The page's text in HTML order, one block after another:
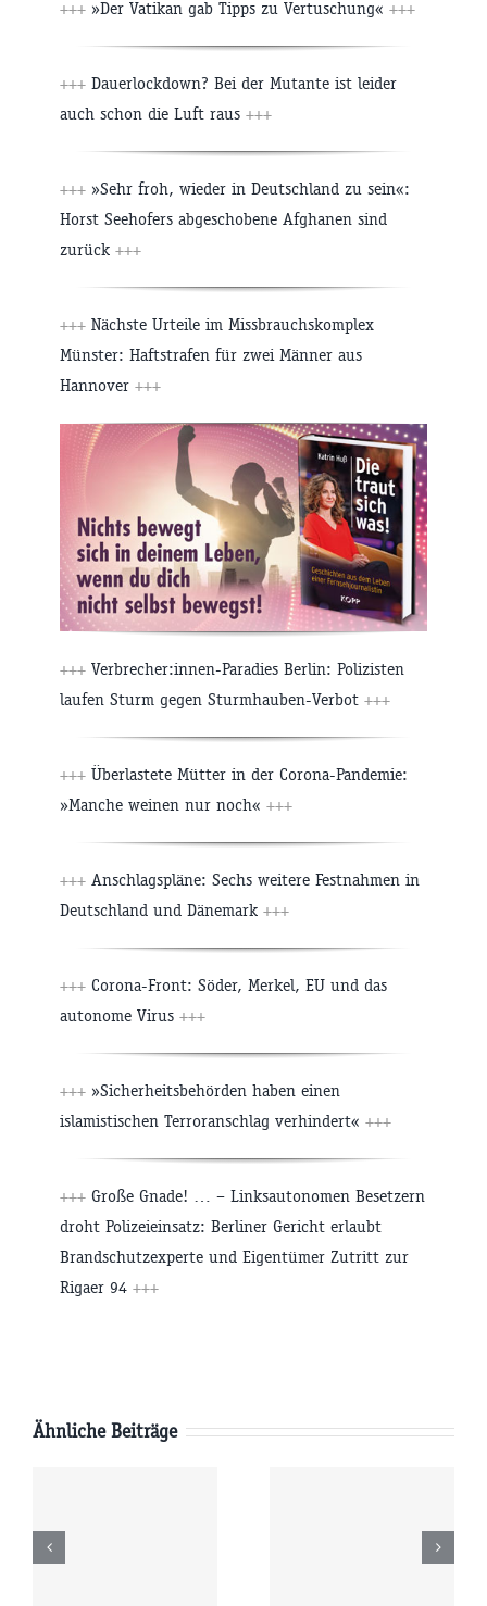
+++ »Der Vatikan gab Tipps zu Vertuschung« +++
+++ Dauerlockdown? Bei der Mutante ist leider
auch schon die Luft raus +++
+++ »Sehr froh, wieder in Deutschland zu sein«:
Horst Seehofers abgeschobene Afghanen sind
zurück +++
+++ Nächste Urteile im Missbrauchskomplex
Münster: Haftstrafen für zwei Männer aus
Hannover +++
+++ Verbrecher:innen-Paradies Berlin: Polizisten
laufen Sturm gegen Sturmhauben-Verbot +++
+++ Überlastete Mütter in der Corona-Pandemie:
»Manche weinen nur noch« +++
+++ Anschlagspläne: Sechs weitere Festnahmen in
Deutschland und Dänemark +++
+++ Corona-Front: Söder, Merkel, EU und das
autonome Virus +++
+++ »Sicherheitsbehörden haben einen
islamistischen Terroranschlag verhindert« +++
+++ Große Gnade! … – Linksautonomen Besetzern
droht Polizeieinsatz: Berliner Gericht erlaubt
Brandschutzexperte und Eigentümer Zutritt zur
Rigaer 94 +++
Ähnliche Beiträge
Donnerstag
06.08.2026